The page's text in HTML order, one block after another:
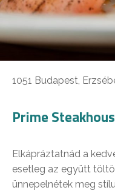
1051 Budapest,
Prime
Elkápráztatnád a
esetleg az együtt
ünnepelnétek meg